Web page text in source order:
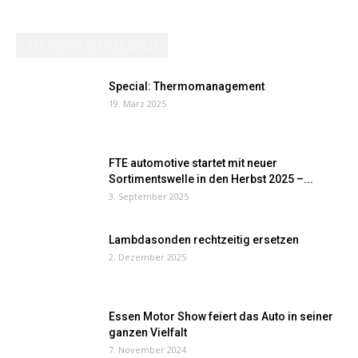
Special: Thermomanagement
19. März 2025
FTE automotive startet mit neuer
Sortimentswelle in den Herbst 2025 –...
3. September 2025
Lambdasonden rechtzeitig ersetzen
2. Dezember 2025
Essen Motor Show feiert das Auto in seiner
ganzen Vielfalt
7. November 2024